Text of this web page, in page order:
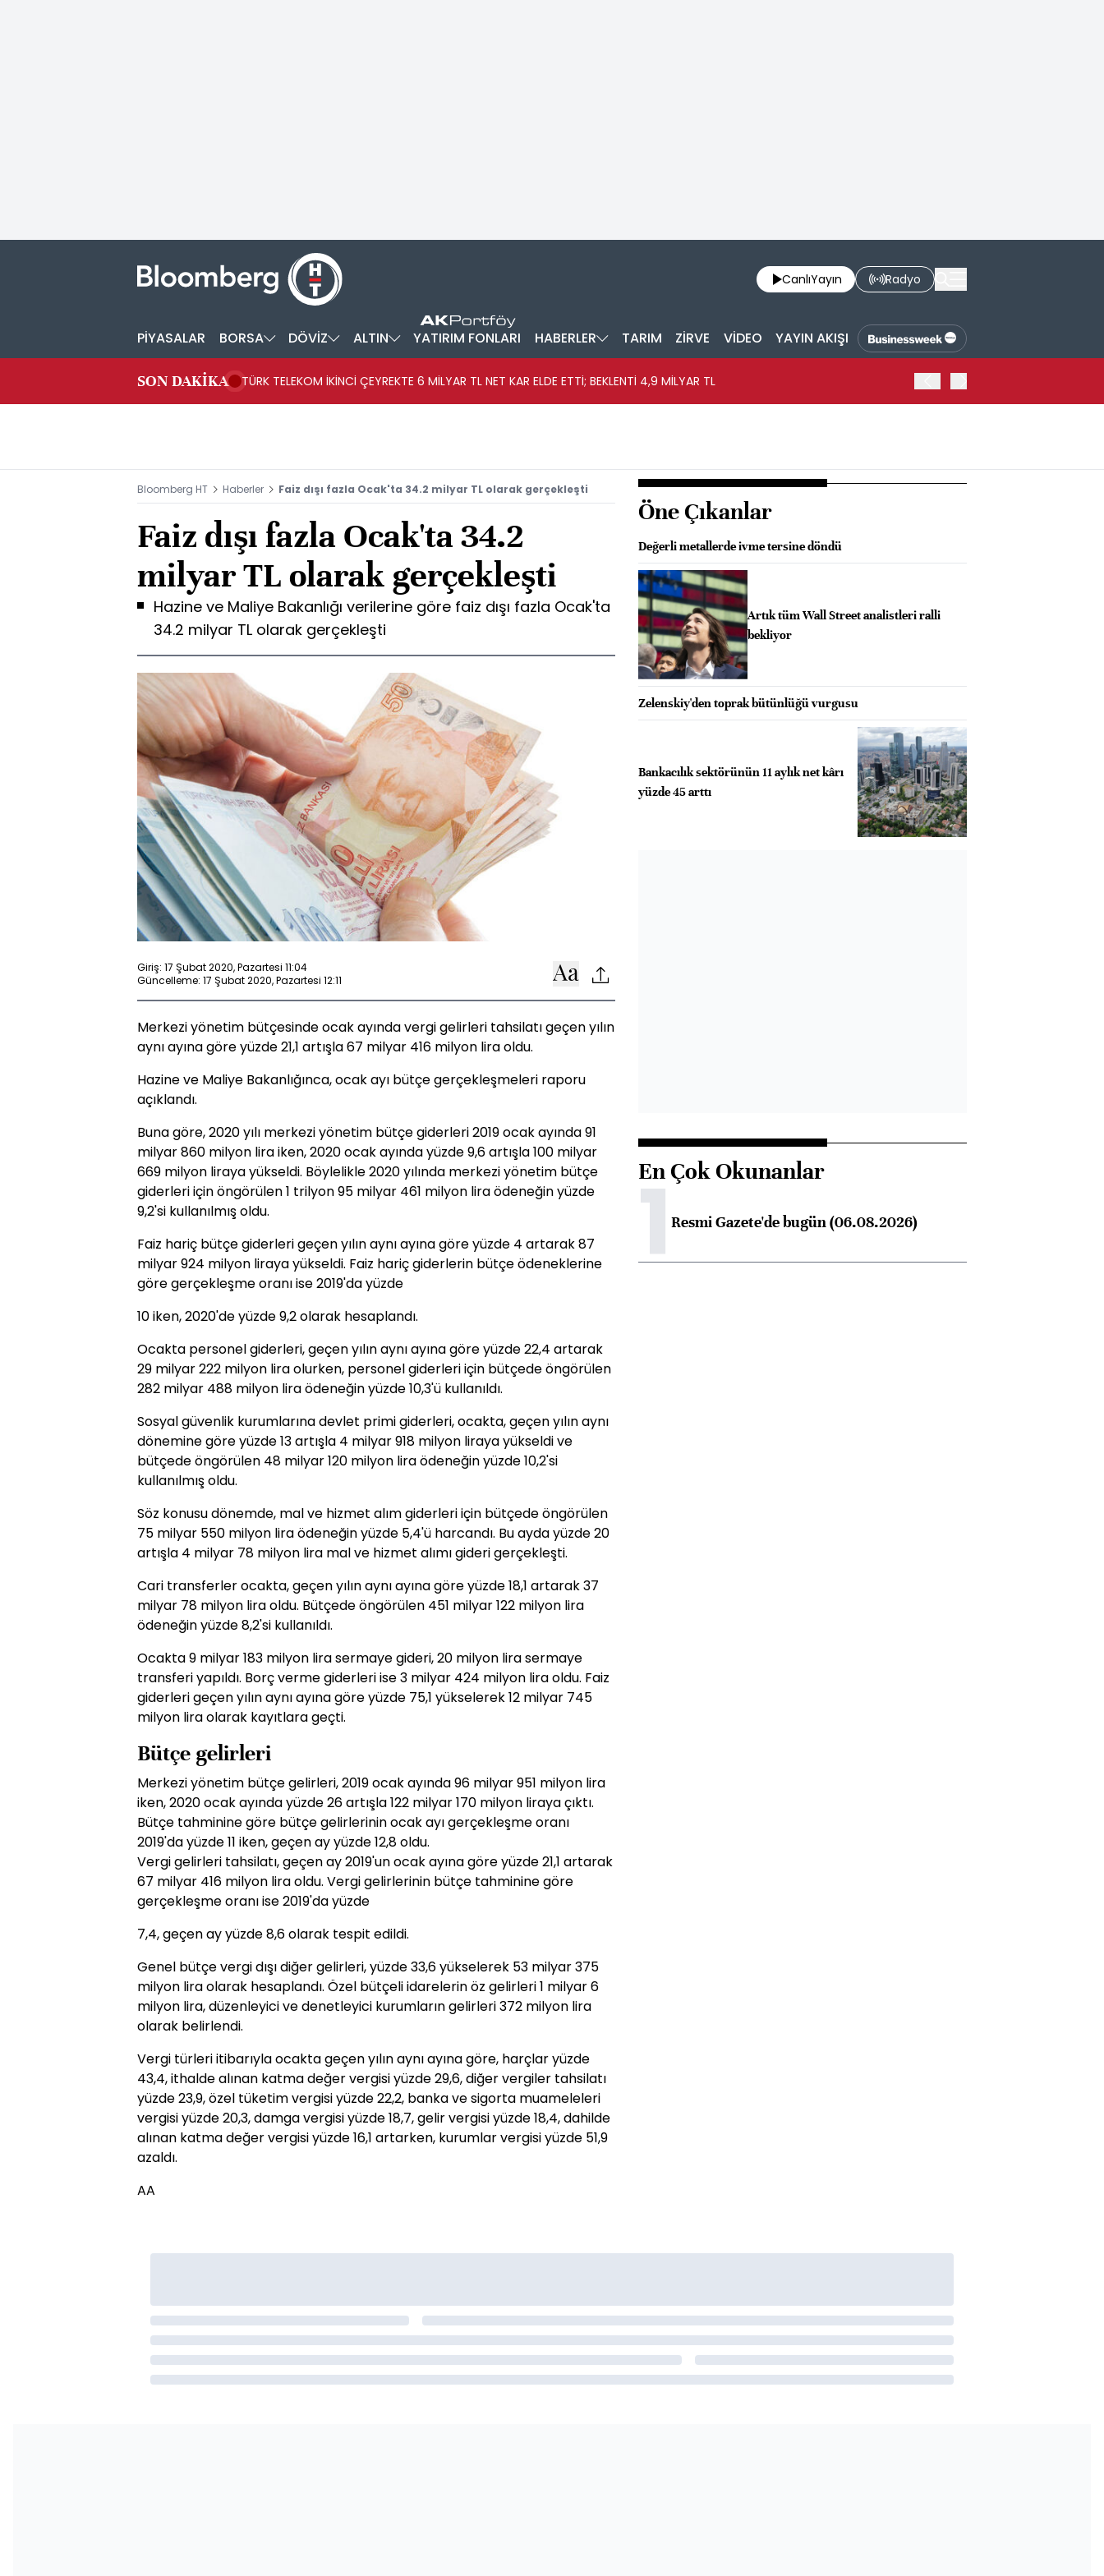
CanlıYayın Radyo
PİYASALAR BORSA DÖVİZ ALTIN YATIRIM FONLARI HABERLER TARIM ZİRVE VİDEO YAYIN AKIŞI
SON DAKİKA TÜRK TELEKOM İKİNCİ ÇEYREKTE 6 MİLYAR TL NET KAR ELDE ETTİ; BEKLENTİ 4,9 MİLYAR TL
Bloomberg HT Haberler Faiz dışı fazla Ocak'ta 34.2 milyar TL olarak gerçekleşti
Faiz dışı fazla Ocak'ta 34.2
milyar TL olarak gerçekleşti
Hazine ve Maliye Bakanlığı verilerine göre faiz dışı fazla Ocak'ta
34.2 milyar TL olarak gerçekleşti
Giriş: 17 Şubat 2020, Pazartesi 11:04
Güncelleme: 17 Şubat 2020, Pazartesi 12:11
Merkezi yönetim bütçesinde ocak ayında vergi gelirleri tahsilatı geçen yılın
aynı ayına göre yüzde 21,1 artışla 67 milyar 416 milyon lira oldu.
Hazine ve Maliye Bakanlığınca, ocak ayı bütçe gerçekleşmeleri raporu
açıklandı.
Buna göre, 2020 yılı merkezi yönetim bütçe giderleri 2019 ocak ayında 91
milyar 860 milyon lira iken, 2020 ocak ayında yüzde 9,6 artışla 100 milyar
669 milyon liraya yükseldi. Böylelikle 2020 yılında merkezi yönetim bütçe
giderleri için öngörülen 1 trilyon 95 milyar 461 milyon lira ödeneğin yüzde
9,2'si kullanılmış oldu.
Faiz hariç bütçe giderleri geçen yılın aynı ayına göre yüzde 4 artarak 87
milyar 924 milyon liraya yükseldi. Faiz hariç giderlerin bütçe ödeneklerine
göre gerçekleşme oranı ise 2019'da yüzde
10 iken, 2020'de yüzde 9,2 olarak hesaplandı.
Ocakta personel giderleri, geçen yılın aynı ayına göre yüzde 22,4 artarak
29 milyar 222 milyon lira olurken, personel giderleri için bütçede öngörülen
282 milyar 488 milyon lira ödeneğin yüzde 10,3'ü kullanıldı.
Sosyal güvenlik kurumlarına devlet primi giderleri, ocakta, geçen yılın aynı
dönemine göre yüzde 13 artışla 4 milyar 918 milyon liraya yükseldi ve
bütçede öngörülen 48 milyar 120 milyon lira ödeneğin yüzde 10,2'si
kullanılmış oldu.
Söz konusu dönemde, mal ve hizmet alım giderleri için bütçede öngörülen
75 milyar 550 milyon lira ödeneğin yüzde 5,4'ü harcandı. Bu ayda yüzde 20
artışla 4 milyar 78 milyon lira mal ve hizmet alımı gideri gerçekleşti.
Cari transferler ocakta, geçen yılın aynı ayına göre yüzde 18,1 artarak 37
milyar 78 milyon lira oldu. Bütçede öngörülen 451 milyar 122 milyon lira
ödeneğin yüzde 8,2'si kullanıldı.
Ocakta 9 milyar 183 milyon lira sermaye gideri, 20 milyon lira sermaye
transferi yapıldı. Borç verme giderleri ise 3 milyar 424 milyon lira oldu. Faiz
giderleri geçen yılın aynı ayına göre yüzde 75,1 yükselerek 12 milyar 745
milyon lira olarak kayıtlara geçti.
Bütçe gelirleri
Merkezi yönetim bütçe gelirleri, 2019 ocak ayında 96 milyar 951 milyon lira
iken, 2020 ocak ayında yüzde 26 artışla 122 milyar 170 milyon liraya çıktı.
Bütçe tahminine göre bütçe gelirlerinin ocak ayı gerçekleşme oranı
2019'da yüzde 11 iken, geçen ay yüzde 12,8 oldu.
Vergi gelirleri tahsilatı, geçen ay 2019'un ocak ayına göre yüzde 21,1 artarak
67 milyar 416 milyon lira oldu. Vergi gelirlerinin bütçe tahminine göre
gerçekleşme oranı ise 2019'da yüzde
7,4, geçen ay yüzde 8,6 olarak tespit edildi.
Genel bütçe vergi dışı diğer gelirleri, yüzde 33,6 yükselerek 53 milyar 375
milyon lira olarak hesaplandı. Özel bütçeli idarelerin öz gelirleri 1 milyar 6
milyon lira, düzenleyici ve denetleyici kurumların gelirleri 372 milyon lira
olarak belirlendi.
Vergi türleri itibarıyla ocakta geçen yılın aynı ayına göre, harçlar yüzde
43,4, ithalde alınan katma değer vergisi yüzde 29,6, diğer vergiler tahsilatı
yüzde 23,9, özel tüketim vergisi yüzde 22,2, banka ve sigorta muameleleri
vergisi yüzde 20,3, damga vergisi yüzde 18,7, gelir vergisi yüzde 18,4, dahilde
alınan katma değer vergisi yüzde 16,1 artarken, kurumlar vergisi yüzde 51,9
azaldı.
AA
Öne Çıkanlar
Değerli metallerde ivme tersine döndü
Artık tüm Wall Street analistleri ralli
bekliyor
Zelenskiy'den toprak bütünlüğü vurgusu
Bankacılık sektörünün 11 aylık net kârı
yüzde 45 arttı
En Çok Okunanlar
1Resmi Gazete'de bugün (06.08.2026)